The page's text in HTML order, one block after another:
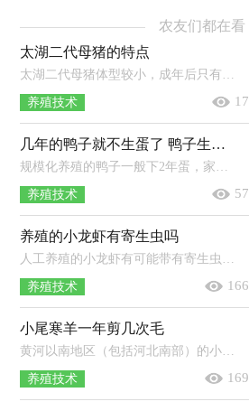
农友们都在看
太湖二代母猪的特点
太湖二代母猪体型较小，成年后只有200-300斤，较早熟，初次发情为30-40斤，繁殖力高，三胎之后每次可下18-24头仔猪，泌乳力强，皮薄，肉质鲜美；外...
养殖技术 17
几年的鸭子就不生蛋了 鸭子生蛋需要公鸭吗
规模化养殖的鸭子一般下2年蛋，家养的鸭子一般能下3-4年蛋，之后应予以淘汰。鸭子一年中有两个产蛋高峰期，一个在3-5月份，另一个在8-10...
养殖技术 57
养殖的小龙虾有寄生虫吗
人工养殖的小龙虾有可能带有寄生虫，因为小龙虾与其它淡水鱼虾一样会受到养殖环境、水质条件等因素的影响而容易感染寄生虫，但是只要...
养殖技术 166
小尾寒羊一年剪几次毛
黄河以南地区（包括河北南部）的小尾寒羊一年剪毛两次，五一剪冬春毛，十一剪夏秋毛；东北三省、甘肃、宁夏、内蒙、新疆以及西藏地区的小尾...
养殖技术 169